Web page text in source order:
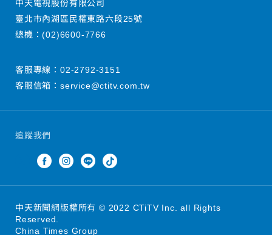
追蹤我們
中天電視股份有限公司
臺北市內湖區民權東路六段25號
總機：(02)6600-7766
客服專線： 02-2792-3151
客服信箱： service@ctitv.com.tw
中天新聞網版權所有 © 2022 CTiTV Inc. all Rights
Reserved.
China Times Group